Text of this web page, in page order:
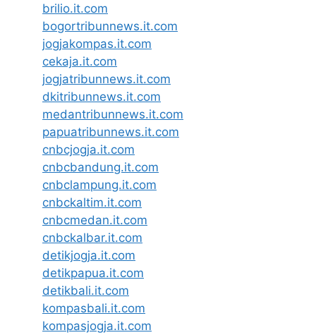
brilio.it.com
bogortribunnews.it.com
jogjakompas.it.com
cekaja.it.com
jogjatribunnews.it.com
dkitribunnews.it.com
medantribunnews.it.com
papuatribunnews.it.com
cnbcjogja.it.com
cnbcbandung.it.com
cnbclampung.it.com
cnbckaltim.it.com
cnbcmedan.it.com
cnbckalbar.it.com
detikjogja.it.com
detikpapua.it.com
detikbali.it.com
kompasbali.it.com
kompasjogja.it.com